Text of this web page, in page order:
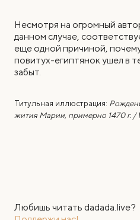
Несмотря на огромный
данном случае,
еще одной причиной,
повитух-египтянок ушел в
забыт.
Титульная иллюстрация:
жития Марии, примерно 1470 г. /
Любишь читать dadada.live?